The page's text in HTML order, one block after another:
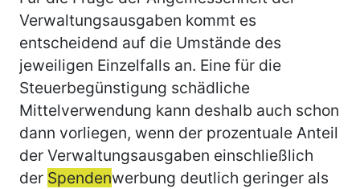
Verwaltungsausgaben kommt es
entscheidend auf die Umstände des
jeweiligen Einzelfalls an. Eine für die
Steuerbegünstigung schädliche
Mittelverwendung kann deshalb auch schon
dann vorliegen, wenn der prozentuale Anteil
der Verwaltungsausgaben einschließlich
der Spendenwerbung deutlich geringer als